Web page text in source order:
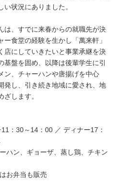
い状況にありました。
は、すでに来春からの就職先が決
食堂の経験を生かし「萬来軒」
店にしていきたいと事業承継を決
盤を固め、以降は後輩学生に引
ン、チャーハンや唐揚げを中心
発し、引き続き地域に愛され、地
します。
：30～14：00 ／ ディナー17：
ハン、ギョーザ、蒸し鶏、チキン
当も販売